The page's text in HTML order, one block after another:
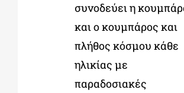
συνοδεύει η
και ο κουμπάρος και
πλήθος κόσμου κάθε
ηλικίας με
παραδοσιακές